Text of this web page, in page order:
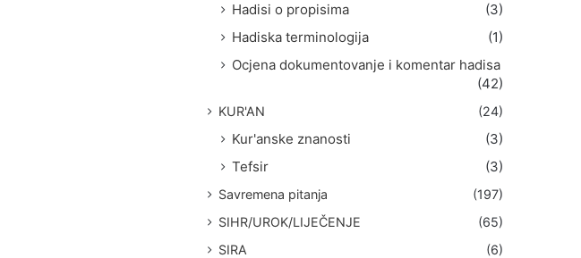
Hadisi o propisima
(3)
Hadiska terminologija
(1)
Ocjena dokumentovanje i komentar hadisa
(42)
KUR'AN (24)
Kur'anske znanosti
(3)
Tefsir
(3)
Savremena pitanja
(197)
SIHR/UROK/LIJEČENJE
(65)
SIRA
(6)